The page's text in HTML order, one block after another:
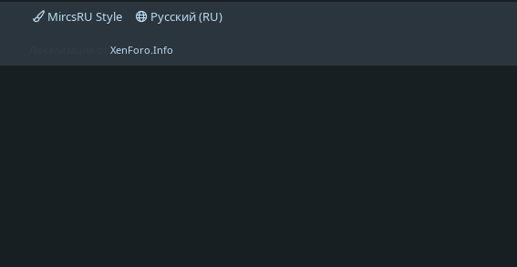
MircsRU Style Русский (RU)
XenForo.Info